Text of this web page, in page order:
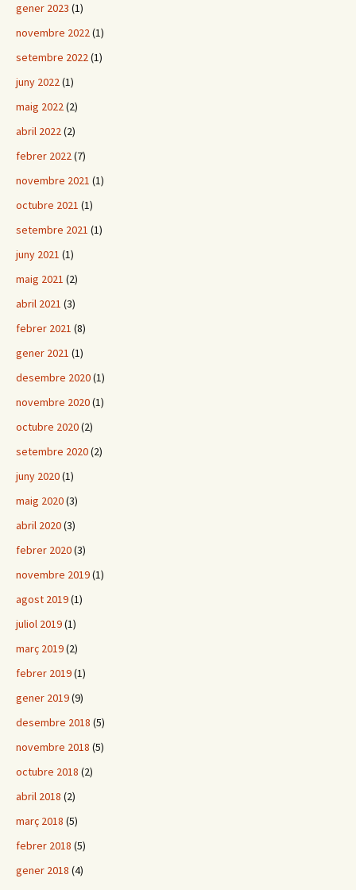
gener 2023 (1)
novembre 2022(1)
setembre 2022(1)
juny 2022(1)
maig 2022(2)
abril 2022(2)
febrer 2022(7)
novembre 2021 (1)
octubre 2021 (1)
setembre 2021 (1)
juny 2021 (1)
maig 2021 (2)
abril 2021 (3)
febrer 2021 (8)
gener 2021 (1)
desembre 2020(1)
novembre 2020(1)
octubre 2020(2)
setembre 2020(2)
juny 2020(1)
maig 2020(3)
abril 2020(3)
febrer 2020(3)
novembre 2019(1)
agost 2019(1)
juliol 2019(1)
març 2019(2)
febrer 2019(1)
gener 2019(9)
desembre 2018 (5)
novembre 2018 (5)
octubre 2018 (2)
abril 2018 (2)
març 2018 (5)
febrer 2018 (5)
gener 2018 (4)